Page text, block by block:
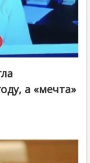
а «мечта»